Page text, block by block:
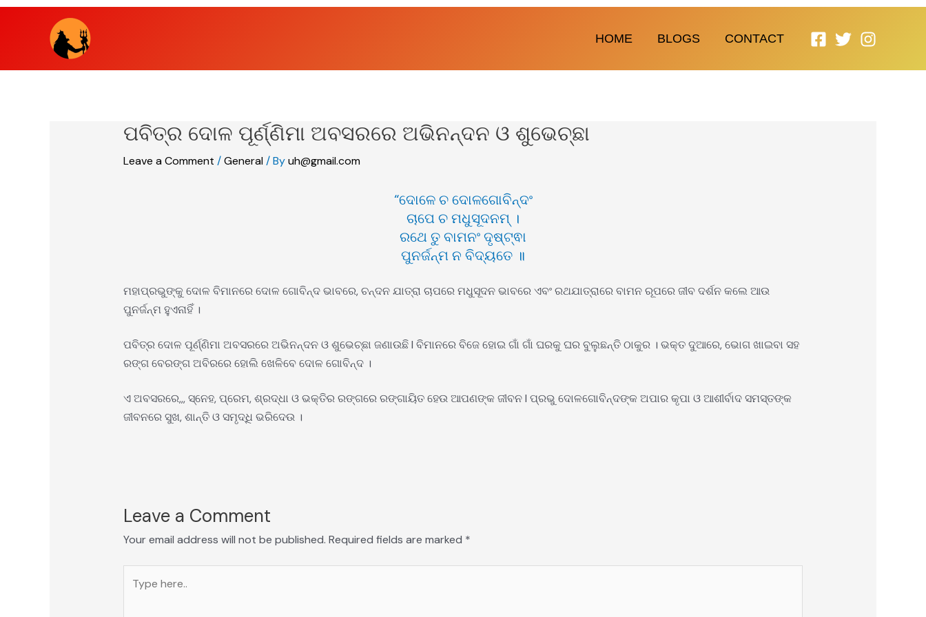
HOME BLOGS CONTACT
ପବିତ୍ର ଦୋଳ ପୂର୍ଣ୍ଣିମା ଅବସରରେ ଅଭିନନ୍ଦନ ଓ ଶୁଭେଚ୍ଛା
Leave a Comment /General / Byuh@gmail.com
“ଦୋଳେ ଚ ଦୋଳଗୋବିନ୍ଦଂ
ଚାପେ ଚ ମଧୁସୂଦନମ୍ ।
ରଥେ ତୁ ବାମନଂ ଦୃଷ୍ଟ୍ଵା
ପୁନର୍ଜନ୍ମ ନ ବିଦ୍ୟତେ ॥
ମହାପ୍ରଭୁଙ୍କୁ ଦୋଳ ବିମାନରେ ଦୋଳ ଗୋବିନ୍ଦ ଭାବରେ, ଚନ୍ଦନ ଯାତ୍ରା ଚାପରେ ମଧୁସୂଦନ ଭାବରେ ଏବଂ ରଥଯାତ୍ରାରେ ବାମନ ରୂପରେ ଜୀବ ଦର୍ଶନ କଲେ ଆଉ
ପୁନର୍ଜନ୍ମ ହୁଏନାହିଁ ।
ପବିତ୍ର ଦୋଳ ପୂର୍ଣ୍ଣିମା ଅବସରରେ ଅଭିନନ୍ଦନ ଓ ଶୁଭେଚ୍ଛା ଜଣାଉଛି l ବିମାନରେ ବିଜେ ହୋଇ ଗାଁ ଗାଁ ଘରକୁ ଘର ବୁଲୁଛନ୍ତି ଠାକୁର । ଭକ୍ତ ଦୁଆରେ, ଭୋଗ ଖାଇବା ସହ
ରଙ୍ଗ ବେରଙ୍ଗ ଅବିରରେ ହୋଲି ଖେଳିବେ ଦୋଳ ଗୋବିନ୍ଦ ।
ଏ ଅବସରରେ,,, ସ୍ନେହ, ପ୍ରେମ, ଶ୍ରଦ୍ଧା ଓ ଭକ୍ତିର ରଙ୍ଗରେ ରଙ୍ଗାୟିତ ହେଉ ଆପଣଙ୍କ ଜୀବନ l ପ୍ରଭୁ ଦୋଳଗୋବିନ୍ଦଙ୍କ ଅପାର କୃପା ଓ ଆଶୀର୍ବାଦ ସମସ୍ତଙ୍କ
ଜୀବନରେ ସୁଖ, ଶାନ୍ତି ଓ ସମୃଦ୍ଧି ଭରିଦେଉ ।
Leave a Comment
Your email address will not be published. Required fields are marked *
here..